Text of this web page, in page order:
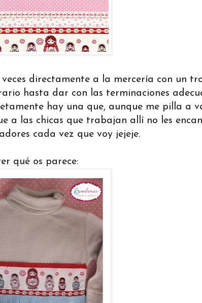
directamente a la mercería con un
hasta dar con las terminaciones
hay una que, aunque me pilla a
a las chicas que trabajan allí no les
cada vez que voy jejeje.
qué os parece: